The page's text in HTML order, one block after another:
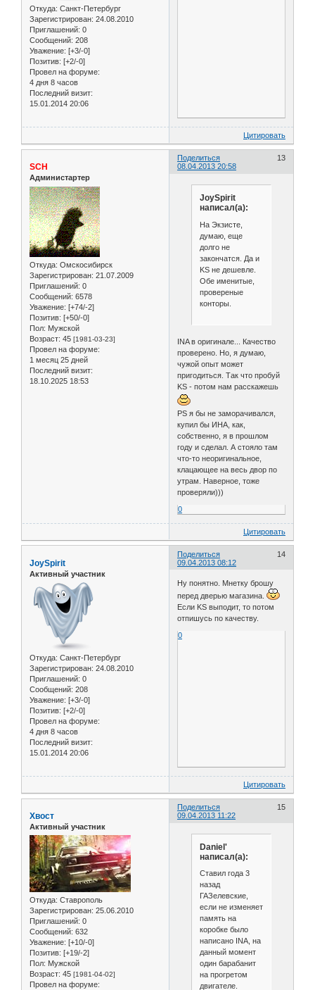
Откуда: Санкт-Петербург
Зарегистрирован: 24.08.2010
Приглашений: 0
Сообщений: 208
Уважение: [+3/-0]
Позитив: [+2/-0]
Провел на форуме:
4 дня 8 часов
Последний визит:
15.01.2014 20:06
Цитировать
Поделиться
13
08.04.2013 20:58
SCH
Администартер
Откуда: Омскосибирск
Зарегистрирован: 21.07.2009
Приглашений: 0
Сообщений: 6578
Уважение: [+74/-2]
Позитив: [+50/-0]
Пол: Мужской
Возраст: 45 [1981-03-23]
Провел на форуме:
1 месяц 25 дней
Последний визит:
18.10.2025 18:53
JoySpirit
написал(а):
На Экзисте,
думаю, еще
долго не
закончатся. Да и
KS не дешевле.
Обе именитые,
провереные
конторы.
INA в оригинале... Качество
проверено. Но, я думаю,
чужой опыт может
пригодиться. Так что пробуй
KS - потом нам расскажешь
PS я бы не заморачивался,
купил бы ИНА, как,
собственно, я в прошлом
году и сделал. А стояло там
что-то неоригинальное,
клацающее на весь двор по
утрам. Наверное, тоже
проверяли)))
0
Цитировать
Поделиться
14
09.04.2013 08:12
JoySpirit
Активный участник
Откуда: Санкт-Петербург
Зарегистрирован: 24.08.2010
Приглашений: 0
Сообщений: 208
Уважение: [+3/-0]
Позитив: [+2/-0]
Провел на форуме:
4 дня 8 часов
Последний визит:
15.01.2014 20:06
Ну понятно. Мнетку брошу
перед дверью магазина.
Если KS выподит, то потом
отпишусь по качеству.
0
Цитировать
Поделиться
15
09.04.2013 11:22
Хвост
Активный участник
Откуда: Ставрополь
Зарегистрирован: 25.06.2010
Приглашений: 0
Сообщений: 632
Уважение: [+10/-0]
Позитив: [+19/-2]
Пол: Мужской
Возраст: 45 [1981-04-02]
Провел на форуме:
Daniel'
написал(а):
Ставил года 3
назад
ГАЗелевские,
если не изменяет
память на
коробке было
написано INA, на
данный момент
один барабанит
на прогретом
двигателе.